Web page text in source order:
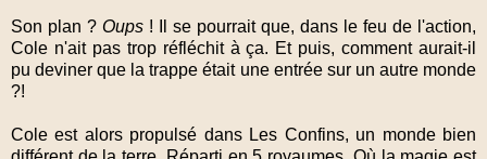
Son plan ? Oups ! Il se pourrait que, dans le feu de l'action,
Cole n'ait pas trop réfléchit à ça. Et puis, comment aurait-il
pu deviner que la trappe était une entrée sur un autre monde
?!
Cole est alors propulsé dans Les Confins, un monde bien